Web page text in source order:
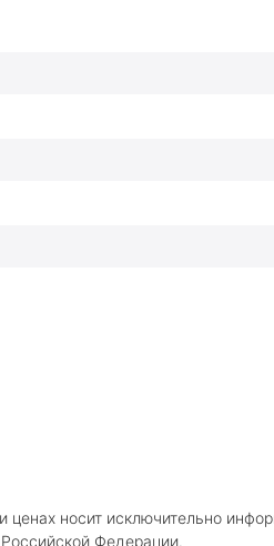
ценах носит исключительно
Федерации.